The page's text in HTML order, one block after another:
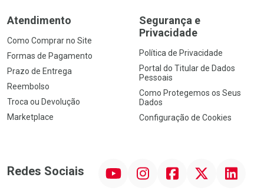
Atendimento
Como Comprar no Site
Formas de Pagamento
Prazo de Entrega
Reembolso
Troca ou Devolução
Marketplace
Segurança e
Privacidade
Política de Privacidade
Portal do Titular de Dados
Pessoais
Como Protegemos os Seus
Dados
Configuração de Cookies
Redes Sociais InstagramFacebook Linkedin